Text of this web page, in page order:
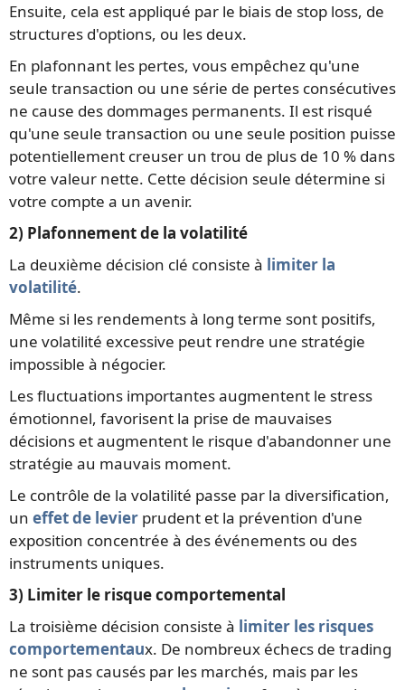
Ensuite, cela est appliqué par le biais de stop loss, de
structures d'options, ou les deux.
En plafonnant les pertes, vous empêchez qu'une
seule transaction ou une série de pertes consécutives
ne cause des dommages permanents. Il est risqué
qu'une seule transaction ou une seule position puisse
potentiellement creuser un trou de plus de 10 % dans
votre valeur nette. Cette décision seule détermine si
votre compte a un avenir.
2) Plafonnement de la volatilité
La deuxième décision clé consiste à limiter la
volatilité.
Même si les rendements à long terme sont positifs,
une volatilité excessive peut rendre une stratégie
impossible à négocier.
Les fluctuations importantes augmentent le stress
émotionnel, favorisent la prise de mauvaises
décisions et augmentent le risque d'abandonner une
stratégie au mauvais moment.
Le contrôle de la volatilité passe par la diversification,
un effet de levier prudent et la prévention d'une
exposition concentrée à des événements ou des
instruments uniques.
3) Limiter le risque comportemental
La troisième décision consiste à limiter les risques
comportementaux. De nombreux échecs de trading
ne sont pas causés par les marchés, mais par les